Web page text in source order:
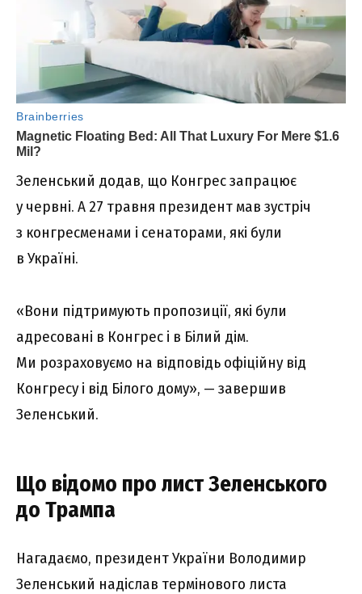
Зеленський додав, що Конгрес запрацює
у червні. А 27 травня президент мав зустріч
з конгресменами і сенаторами, які були
в Україні.
«Вони підтримують пропозиції, які були
адресовані в Конгрес і в Білий дім.
Ми розраховуємо на відповідь офіційну від
Конгресу і від Білого дому», — завершив
Зеленський.
Що відомо про лист Зеленського
до Трампа
Нагадаємо, президент України Володимир
Зеленський надіслав термінового листа